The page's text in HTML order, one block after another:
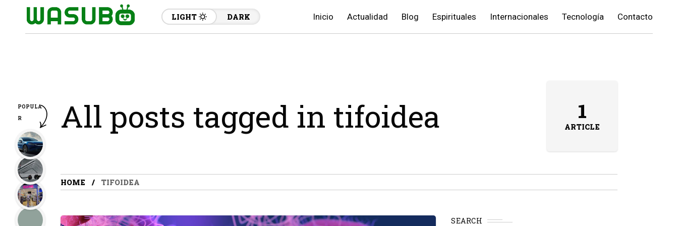
LIGHT DARK Inicio Actualidad Blog Espirituales Internacionales Tecnología Contacto
All posts tagged in tifoidea 1
ARTICLE
HOME TIFOIDEA
SEARCH
POPULA
R